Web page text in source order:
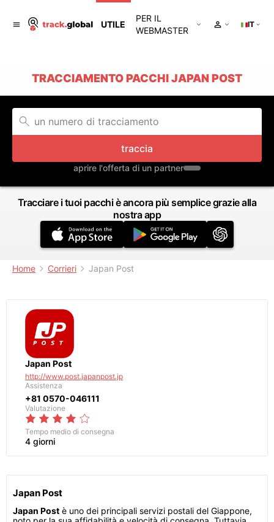
UTILE
PER IL
WEBMASTER
IT
TRACCIAMENTO PACCHI JAPAN POST
traccia
aprire l'offerta di un partner
Tracciare i tuoi pacchi è ancora più semplice grazie alla
nostra app
Home Corrieri Japan Post
Japan Post
http://www.post.japanpost.jp
Assistenza
+81 0570-046111
Valutazione
Tempo medio di consegna
4 giorni
Japan Post
Japan Post è uno dei principali servizi postali del Giappone,